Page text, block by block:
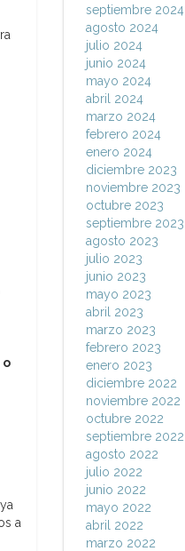
o
a
septiembre 2024
agosto 2024
julio 2024
junio 2024
mayo 2024
abril 2024
marzo 2024
febrero 2024
enero 2024
diciembre 2023
noviembre 2023
octubre 2023
septiembre 2023
agosto 2023
julio 2023
junio 2023
mayo 2023
abril 2023
marzo 2023
febrero 2023
enero 2023
diciembre 2022
noviembre 2022
octubre 2022
septiembre 2022
agosto 2022
julio 2022
junio 2022
mayo 2022
abril 2022
marzo 2022